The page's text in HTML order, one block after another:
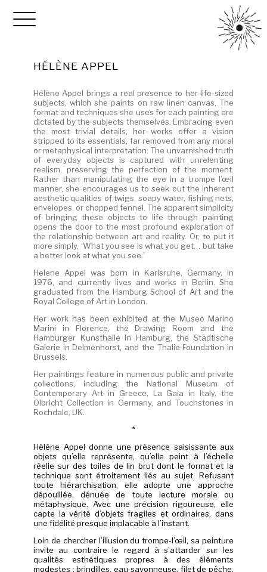
HÉLÈNE APPEL
Hélène Appel brings a real presence to her life-sized
subjects, which she paints on raw linen canvas. The
format and techniques she uses for each painting are
dictated by the subjects themselves. Embracing even
the most trivial details, her works offer a vision
stripped to its essentials, far removed from any moral
or metaphysical interpretation. The unvarnished truth
of everyday objects is captured with unrelenting
realism, preserving the perfection of the moment.
Rather than manipulating the eye in a trompe l’œil
manner, she encourages us to seek out the inherent
aesthetic qualities of twigs, soapy water, fishing nets,
envelopes, or chopped fennel. The apparent simplicity
of bringing these objects to life through painting
opens the door to the most profound exploration of
the relationship between art and reality. Or, to put it
more simply, ‘What you see is what you get… but take
a better look at what you see.’
Helene Appel was born in Karlsruhe, Germany, in
1976, and currently lives and works in Berlin. She
graduated from the Hamburg School of Art and the
Royal College of Art in London.
Her work has been exhibited at the Museo Marino
Marini in Florence, the Drawing Room and the
Hamburger Kunsthalle in Hamburg, the Städtische
Galerie in Delmenhorst, and the Thalie Foundation in
Brussels.
Her paintings feature in numerous public and private
collections, including the National Museum of
Contemporary Art in Greece, La Gaia in Italy, the
Olbricht Collection in Germany, and Touchstones in
Rochdale, UK.
*
Hélène Appel donne une présence saisissante aux
objets qu’elle représente, qu’elle peint à l’échelle
réelle sur des toiles de lin brut dont le format et la
technique sont étroitement liés au sujet. Refusant
toute hiérarchisation, elle adopte une approche
dépouillée, dénuée de toute lecture morale ou
métaphysique. Avec une précision rigoureuse, elle
capte la vérité d’objets fragiles et ordinaires, dans
une fidélité presque implacable à l’instant.
Loin de chercher l’illusion du trompe-l’œil, sa peinture
invite au contraire le regard à s’attarder sur les
qualités esthétiques propres à des éléments
modestes : brindilles, eau savonneuse, filet de pêche,